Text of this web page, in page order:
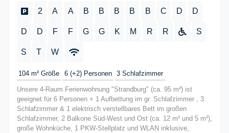
2 A A B B B B B C D D
D D F F G G K M R R S
S T W
104 m² Größe 6 (+2) Personen 3 Schlafzimmer
Unsere 4-Raum Ferienwohnung "Strandburg" (ca. 95 m²) ist
geeignet für 6 Personen + 1 Aufbettung im gr. Schlafzimmer , 3
Schlafzimmer & 1 elektrisch verstellbares Bett im großen
Schlafzimmer, 2 Balkone Süd-West und Ost (ca. 12 m² und 5 m²),
große Wohnküche, 1 PKW-Stellplatz und WLAN inklusive,